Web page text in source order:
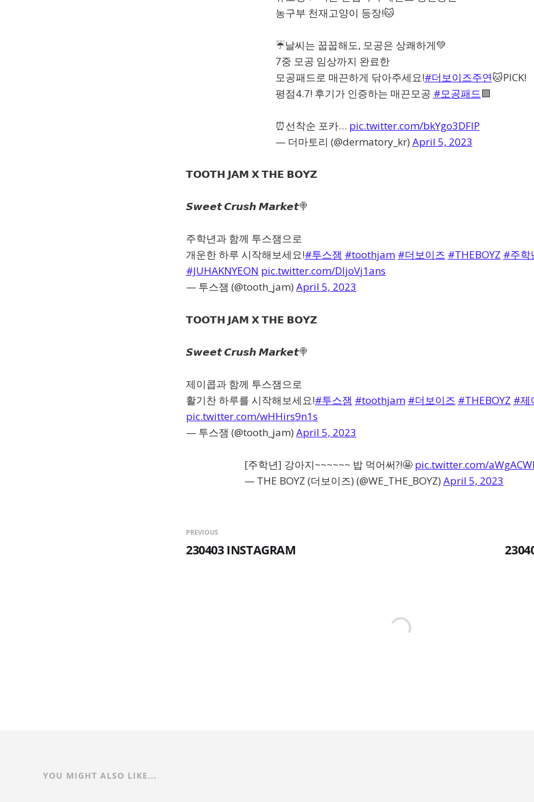
농구부 천재고양이 등장!🐱
☔날씨는 꿉꿉해도, 모공은 상쾌하게💚
7중 모공 임상까지 완료한
모공패드로 매끈하게 닦아주세요!#더보이즈주연🐱PICK!
평점4.7! 후기가 인증하는 매끈모공 #모공패드🟩
⏰선착순 포카… pic.twitter.com/bkYgo3DFlP
— 더마토리 (@dermatory_kr) April 5, 2023
𝗧𝗢𝗢𝗧𝗛 𝗝𝗔𝗠 𝗫 𝗧𝗛𝗘 𝗕𝗢𝗬𝗭
𝙎𝙬𝙚𝙚𝙩 𝘾𝙧𝙪𝙨𝙝 𝙈𝙖𝙧𝙠𝙚𝙩🍭
주학년과 함께 투스잼으로
개운한 하루 시작해보세요!#투스잼 #toothjam #더보이즈 #THEBOYZ #주학
#JUHAKNYEON pic.twitter.com/DIjoVj1ans
— 투스잼 (@tooth_jam) April 5, 2023
𝗧𝗢𝗢𝗧𝗛 𝗝𝗔𝗠 𝗫 𝗧𝗛𝗘 𝗕𝗢𝗬𝗭
𝙎𝙬𝙚𝙚𝙩 𝘾𝙧𝙪𝙨𝙝 𝙈𝙖𝙧𝙠𝙚𝙩🍭
제이콥과 함께 투스잼으로
활기찬 하루를 시작해보세요!#투스잼 #toothjam #더보이즈 #THEBOYZ #제
pic.twitter.com/wHHirs9n1s
— 투스잼 (@tooth_jam) April 5, 2023
[주학년] 강아지~~~~~~ 밥 먹어써?!🤩 pic.twitter.com/
— THE BOYZ (더보이즈) (@WE_THE_BOYZ) April 5, 2023
PREVIOUS
230403 INSTAGRAM
YOU MIGHT ALSO LIKE...